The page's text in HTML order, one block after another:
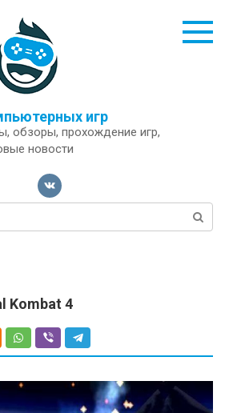
игр
обзоры, прохождение игр,
новости
Kombat 4